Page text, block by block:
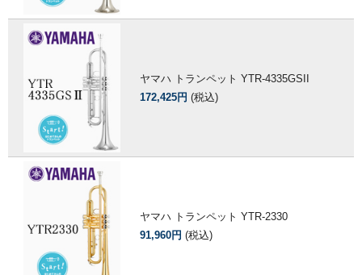
ヤマハ トランペット YTR-4335GSII
172,425円 (税込)
ヤマハ トランペット YTR-2330
91,960円 (税込)